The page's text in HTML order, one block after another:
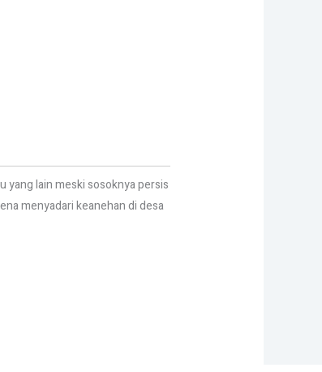
yang lain meski sosoknya persis
menyadari keanehan di desa